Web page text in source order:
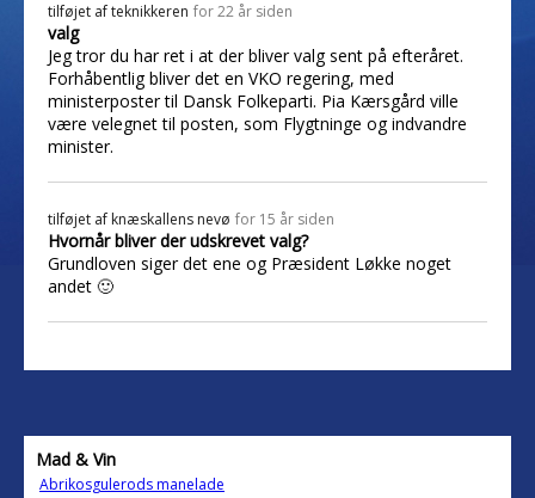
tilføjet afteknikkeren for 22 år siden
valg
Jeg tror du har ret i at der bliver valg sent på efteråret.
Forhåbentlig bliver det en VKO regering, med
ministerposter til Dansk Folkeparti. Pia Kærsgård ville
være velegnet til posten, som Flygtninge og indvandre
minister.
tilføjet af knæskallens nevø for 15 år siden
Hvornår bliver der udskrevet valg?
Grundloven siger det ene og Præsident Løkke noget
andet 🙂
Mad & Vin
Abrikosgulerods manelade